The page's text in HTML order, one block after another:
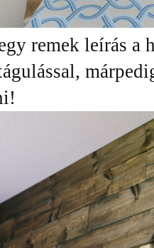
remek leírás a